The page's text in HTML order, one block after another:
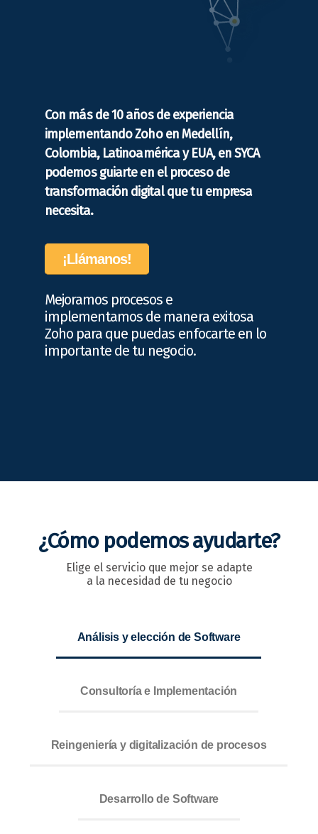
Con más de 10 años de experiencia
implementando Zoho en Medellín,
Colombia, Latinoamérica y EUA, en SYCA
podemos guiarte en el proceso de
transformación digital que tu empresa
necesita.
¡Llámanos!
Mejoramos procesos e
implementamos de manera exitosa
Zoho para que puedas enfocarte en lo
importante de tu negocio.
¿Cómo podemos ayudarte?
Elige el servicio que mejor se adapte
a la necesidad de tu negocio
Análisis y elección de Software
Consultoría e Implementación
Reingeniería y digitalización de procesos
Desarrollo de Software